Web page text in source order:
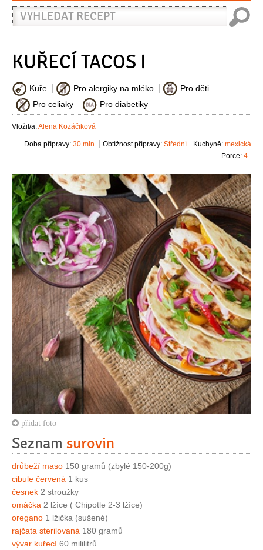
Vyhledat
recept
KUŘECÍ TACOS I
Kuře Pro alergiky na mléko
Pro děti
Pro celiaky
Pro diabetiky
Vložil/a:Alena Kozáčiková
Kuchyně: mexická
Obtížnost přípravy: Střední
Doba přípravy: 30 min.
Porce: 4
přidat foto
Seznam surovin
drůbeží maso 150 gramů (zbylé 150-200g)
cibule červená 1 kus
česnek 2 stroužky
omáčka 2 lžíce ( Chipotle 2-3 lžíce)
oregano 1 lžička (sušené)
rajčata sterilovaná 180 gramů
vývar kuřecí 60 mililitrů